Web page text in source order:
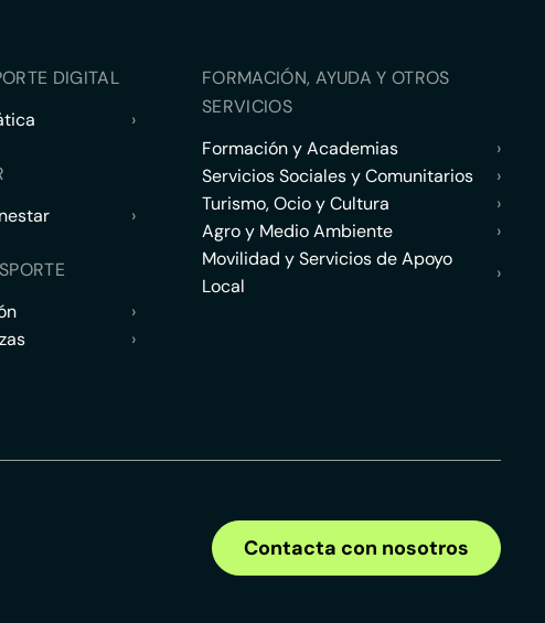
DIGITAL
›
›
›
›
FORMACIÓN, AYUDA Y OTROS
SERVICIOS
Formación y Academias
›
Servicios Sociales y Comunitarios
›
Turismo, Ocio y Cultura
›
Agro y Medio Ambiente
›
Movilidad y Servicios de Apoyo
Local
›
Contacta con nosotros